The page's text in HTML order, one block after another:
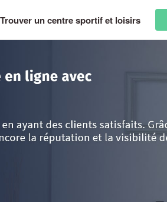
Trouver un centre sportif et loisirs